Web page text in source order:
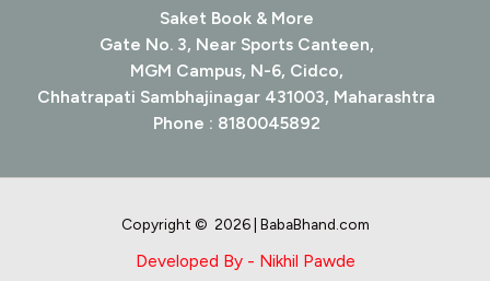
Saket Book & More
Gate No. 3, Near Sports Canteen,
MGM Campus, N-6, Cidco,
Chhatrapati Sambhajinagar 431003, Maharashtra
Phone : 8180045892
Copyright © 2026 | BabaBhand.com
Developed By - Nikhil Pawde